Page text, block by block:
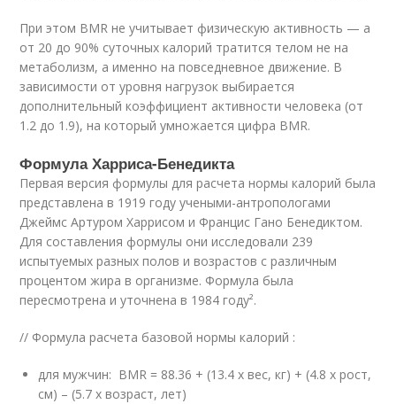
При этом BMR не учитывает физическую активность — а
от 20 до 90% суточных калорий тратится телом не на
метаболизм, а именно на повседневное движение. В
зависимости от уровня нагрузок выбирается
дополнительный коэффициент активности человека (от
1.2 до 1.9), на который умножается цифра BMR.
Формула Харриса-Бенедикта
Первая версия формулы для расчета нормы калорий была
представлена в 1919 году учеными-антропологами
Джеймс Артуром Харрисом и Францис Гано Бенедиктом.
Для составления формулы они исследовали 239
испытуемых разных полов и возрастов с различным
процентом жира в организме. Формула была
пересмотрена и уточнена в 1984 году².
// Формула расчета базовой нормы калорий :
для мужчин: BMR = 88.36 + (13.4 x вес, кг) + (4.8 х рост,
см) – (5.7 х возраст, лет)